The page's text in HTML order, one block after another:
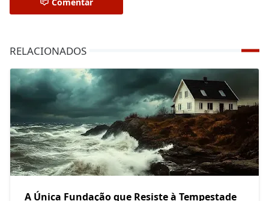
RELACIONADOS
A Única Fundação que Resiste à Tempestade